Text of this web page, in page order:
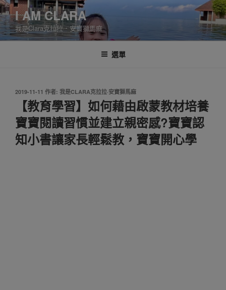
跳
至
主
要
I AM CLARA
我是Clara克拉拉．安寶獅馬麻
選單
發
2019-11-11 作者: 我是CLARA克拉拉·安寶獅馬麻
【教育學習】如何藉由啟蒙教材培養
寶寶閱讀習慣並建立親密感?寶寶認
知小書讓家長輕鬆教，寶寶開心學